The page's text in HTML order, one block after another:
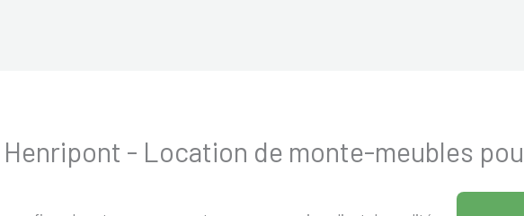
- Location de monte-meubles